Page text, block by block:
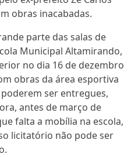
obras inacabadas.
parte das salas de
Municipal Altamirando,
no dia 16 de dezembro
obras da área esportiva
ser entregues,
antes de março de
falta a mobília na escola,
licitatório não pode ser